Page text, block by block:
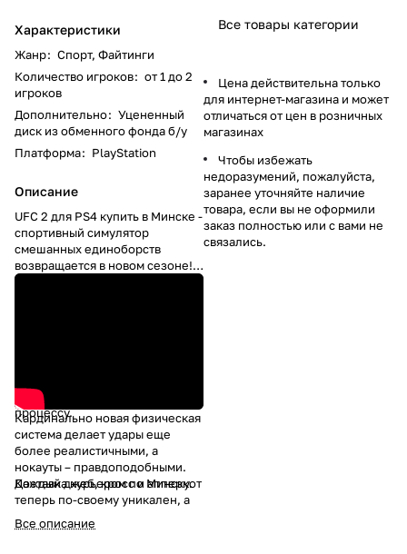
Характеристики
Жанр: Спорт, Файтинги
Количество игроков: от 1 до 2
игроков
Дополнительно: Уцененный
диск из обменного фонда б/у
Платформа: PlayStation
Описание
UFC 2 для PS4 купить в Минске -
спортивный симулятор
смешанных единоборств
возвращается в новом сезоне!
Игра для ПС4 EA SPORTS UFC 2
реалистичному игровому
процессу.
Кардинально новая физическая
система делает удары еще
более реалистичными, а
нокауты – правдоподобными.
Каждый джеб, кросс и апперкот
теперь по-своему уникален, а
досрочное завершение боя
еще никогда не доставляло
Доставкакурьером по Минску.
Все описание
Все товары категории
Цена действительна только
для интернет-магазина и может
отличаться от цен в розничных
магазинах
Чтобы избежать
недоразумений, пожалуйста,
заранее уточняйте наличие
товара, если вы не оформили
заказ полностью или с вами не
связались.